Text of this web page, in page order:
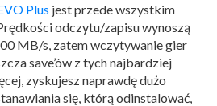
Plus jest przede wszystkim
odczytu/zapisu wynoszą
MB/s, zatem wczytywanie gier
save’ów z tych najbardziej
zyskujesz naprawdę dużo
się, którą odinstalować,